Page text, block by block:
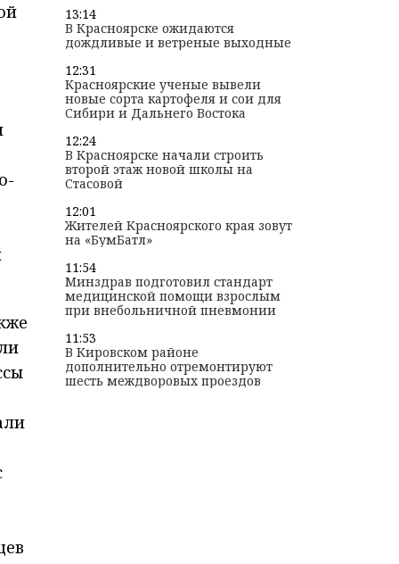
13:14
В Красноярске ожидаются
дождливые и ветреные выходные
12:31
Красноярские ученые вывели
новые сорта картофеля и сои для
Сибири и Дальнего Востока
12:24
В Красноярске начали строить
второй этаж новой школы на
Стасовой
12:01
Жителей Красноярского края зовут
на «БумБатл»
11:54
Минздрав подготовил стандарт
медицинской помощи взрослым
при внебольничной пневмонии
11:53
В Кировском районе
дополнительно отремонтируют
шесть междворовых проездов